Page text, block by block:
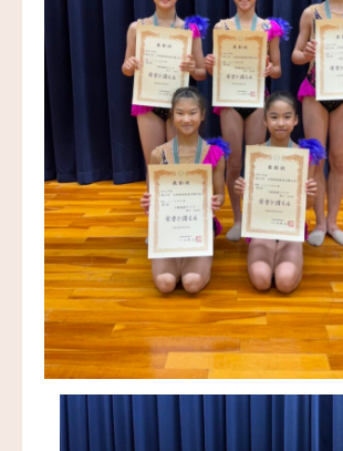
ブログ